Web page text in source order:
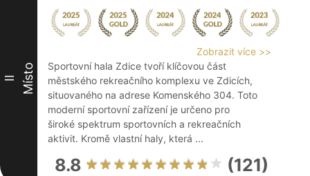
II Místo
Zobrazit více >>
Sportovní hala Zdice tvoří klíčovou část
městského rekreačního komplexu ve Zdicích,
situovaného na adrese Komenského 304. Toto
moderní sportovní zařízení je určeno pro
široké spektrum sportovních a rekreačních
aktivit. Kromě vlastní haly, která ...
8.8 (121)